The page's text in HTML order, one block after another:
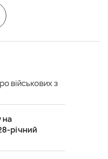
військових з
на
річний